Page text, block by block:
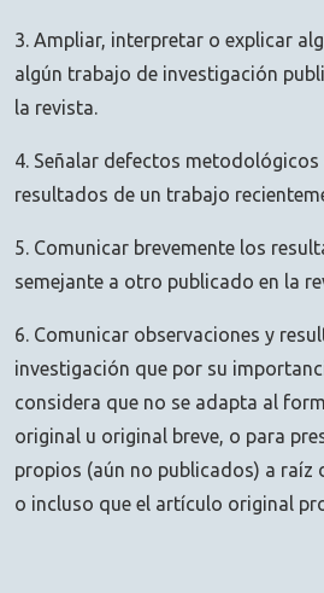
3. Ampliar, interpretar o explicar
algún trabajo de investigación
la revista.
4. Señalar defectos
resultados de un trabajo
5. Comunicar brevemente los
semejante a otro publicado en la
6. Comunicar observaciones y
investigación que por su
considera que no se adapta al
original u original breve, o para
propios (aún no publicados) a raíz
o incluso que el artículo original